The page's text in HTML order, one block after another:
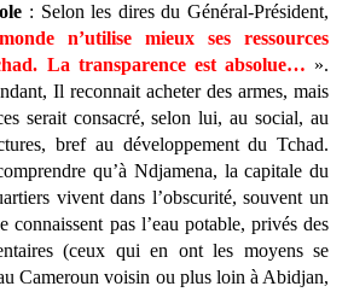
: Selon les dires du Général-Président,
n’utilise mieux
ses ressources
La transparence est absolue… ».
Il reconnait acheter des armes, mais
serait consacré, selon lui, au social, au
bref au développement du Tchad.
qu’à Ndjamena, la capitale du
vivent dans l’obscurité, souvent un
connaissent pas l’eau potable, privés des
(ceux qui en ont les moyens se
Cameroun voisin ou plus loin à Abidjan,